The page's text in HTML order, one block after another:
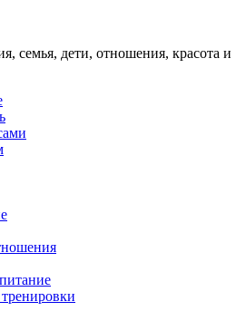
семья, дети, отношения, красота и